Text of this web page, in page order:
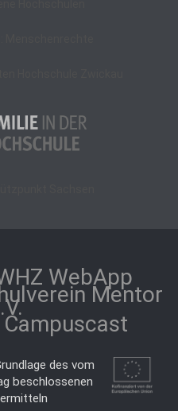
des vom
beschlossenen